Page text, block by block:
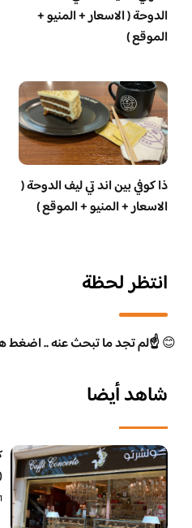
الدوحة ( الاسعار + المنيو +
الموقع )
ذا كوفي بين اند تي ليف الدوحة (
الاسعار + المنيو + الموقع )
انتظر لحظة
😊☝️لم تجد ما تبحث عنه .. اضغط
شاهد أيضا
1 يونيو، 2022